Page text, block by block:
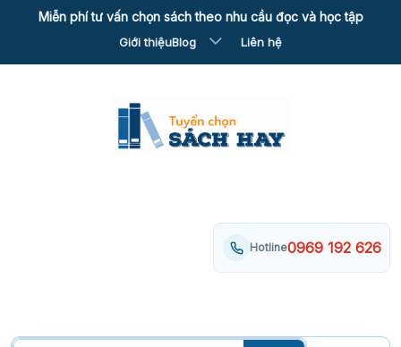
Miễn phí tư vấn chọn sách theo nhu cầu đọc và học tập
Giới thiệuBlog Liên hệ
Hotline0969 192 626